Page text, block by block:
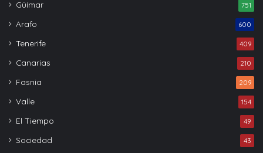
Güímar 751
Arafo 600
Tenerife 409
Canarias 210
Fasnia 209
Valle 154
El Tiempo 49
Sociedad 43